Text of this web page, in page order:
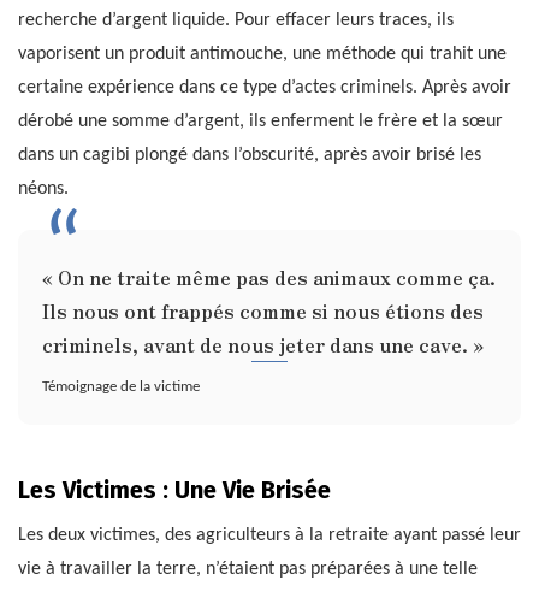
recherche d’argent liquide. Pour effacer leurs traces, ils
vaporisent un produit antimouche, une méthode qui trahit une
certaine expérience dans ce type d’actes criminels. Après avoir
dérobé une somme d’argent, ils enferment le frère et la sœur
dans un cagibi plongé dans l’obscurité, après avoir brisé les
néons.
« On ne traite même pas des animaux comme ça.
Ils nous ont frappés comme si nous étions des
criminels, avant de nous jeter dans une cave. »
Témoignage de la victime
Les Victimes : Une Vie Brisée
Les deux victimes, des agriculteurs à la retraite ayant passé leur
vie à travailler la terre, n’étaient pas préparées à une telle